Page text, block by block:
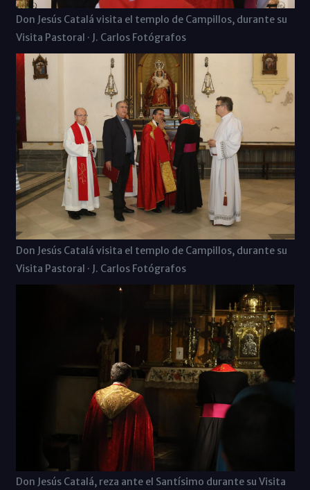
Don Jesús Catalá visita el templo de Campillos, durante su
Visita Pastoral · J. Carlos Fotógrafos
Don Jesús Catalá visita el templo de Campillos, durante su
Visita Pastoral · J. Carlos Fotógrafos
Don Jesús Catalá, reza ante el Santísimo durante su Visita